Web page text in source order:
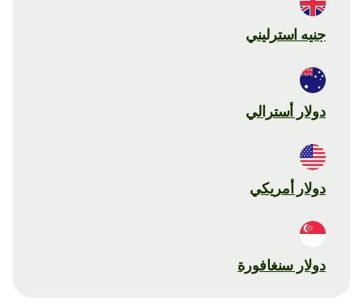
جنيه استرليني
دولار أسترالي
دولار أمريكي
دولار سنغافورة